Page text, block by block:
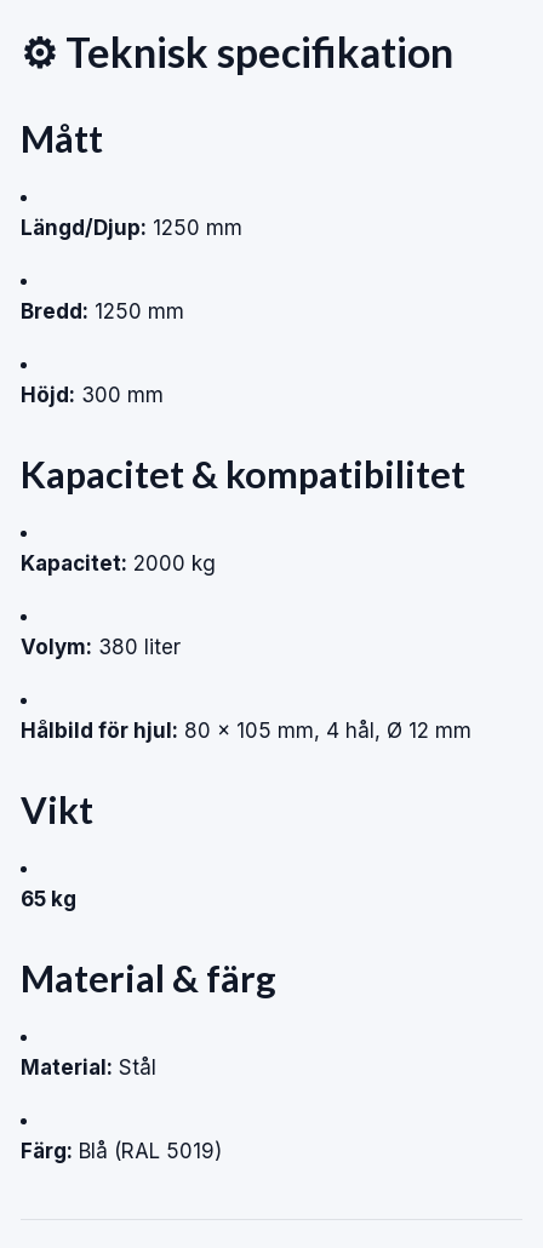
⚙️ Teknisk specifikation
Mått
Längd/Djup: 1250 mm
Bredd: 1250 mm
Höjd: 300 mm
Kapacitet & kompatibilitet
Kapacitet: 2000 kg
Volym: 380 liter
Hålbild för hjul: 80 × 105 mm, 4 hål, Ø 12 mm
Vikt
65 kg
Material & färg
Material: Stål
Färg: Blå (RAL 5019)